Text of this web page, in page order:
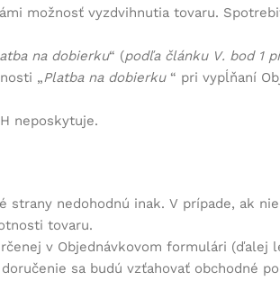
možnosť vyzdvihnutia tovaru.
na dobierku“ (podľa článku V. bod 1
„Platba na dobierku“ pri vypĺňaní
neposkytuje.
strany nedohodnú inak. V prípade, ak
tovaru.
v Objednávkovom formulári (ďalej
sa budú vzťahovať obchodné